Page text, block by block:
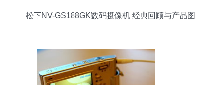
松下NV-GS188GK数码摄像机 经典回顾与产品图